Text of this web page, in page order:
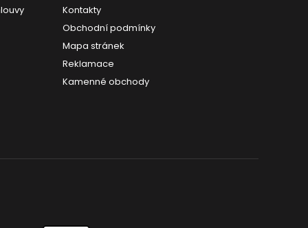
Kontakty
Obchodní podmínky
Mapa stránek
Reklamace
Kamenné obchody